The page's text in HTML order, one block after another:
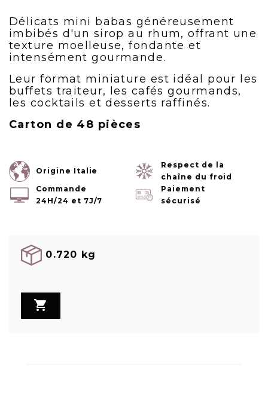
Délicats mini babas généreusement
imbibés d'un sirop au rhum, offrant une
texture moelleuse, fondante et
intensément gourmande.
Leur format miniature est idéal pour les
buffets traiteur, les cafés gourmands,
les cocktails et desserts raffinés.
Carton de 48 pièces
Origine Italie
Respect de la
chaîne du froid
Commande
24H/24 et 7J/7
Paiement
sécurisé
0.720 kg
